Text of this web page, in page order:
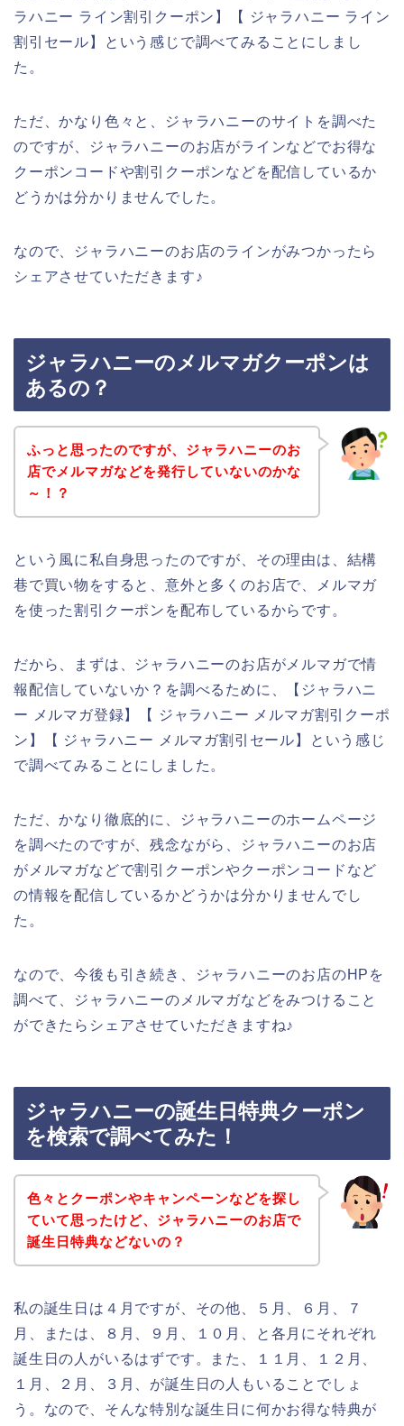
ラハニー ライン割引クーポン】【 ジャラハニー ライン
割引セール】という感じで調べてみることにしまし
た。
ただ、かなり色々と、ジャラハニーのサイトを調べた
のですが、ジャラハニーのお店がラインなどでお得な
クーポンコードや割引クーポンなどを配信しているか
どうかは分かりませんでした。
なので、ジャラハニーのお店のラインがみつかったら
シェアさせていただきます♪
ジャラハニーのメルマガクーポンは
あるの？
ふっと思ったのですが、ジャラハニーのお
店でメルマガなどを発行していないのかな
～！？
という風に私自身思ったのですが、その理由は、結構
巷で買い物をすると、意外と多くのお店で、メルマガ
を使った割引クーポンを配布しているからです。
だから、まずは、ジャラハニーのお店がメルマガで情
報配信していないか？を調べるために、【ジャラハニ
ー メルマガ登録】【 ジャラハニー メルマガ割引クーポ
ン】【 ジャラハニー メルマガ割引セール】という感じ
で調べてみることにしました。
ただ、かなり徹底的に、ジャラハニーのホームページ
を調べたのですが、残念ながら、ジャラハニーのお店
がメルマガなどで割引クーポンやクーポンコードなど
の情報を配信しているかどうかは分かりませんでし
た。
なので、今後も引き続き、ジャラハニーのお店のHPを
調べて、ジャラハニーのメルマガなどをみつけること
ができたらシェアさせていただきますね♪
ジャラハニーの誕生日特典クーポン
を検索で調べてみた！
色々とクーポンやキャンペーンなどを探し
ていて思ったけど、ジャラハニーのお店で
誕生日特典などないの？
私の誕生日は４月ですが、その他、５月、６月、７
月、または、８月、９月、１０月、と各月にそれぞれ
誕生日の人がいるはずです。また、１１月、１２月、
１月、２月、３月、が誕生日の人もいることでしょ
う。なので、そんな特別な誕生日に何かお得な特典が